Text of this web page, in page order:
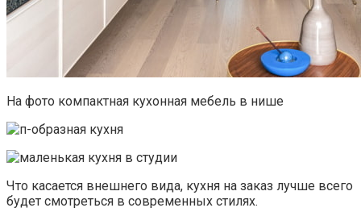
На фото компактная кухонная мебель в нише
Что касается внешнего вида, кухня на заказ лучше всего
будет смотреться в современных стилях.